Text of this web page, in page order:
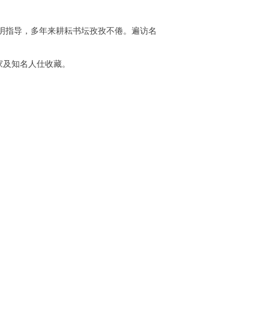
导，多年来耕耘书坛孜孜不倦。遍访名
知名人仕收藏。